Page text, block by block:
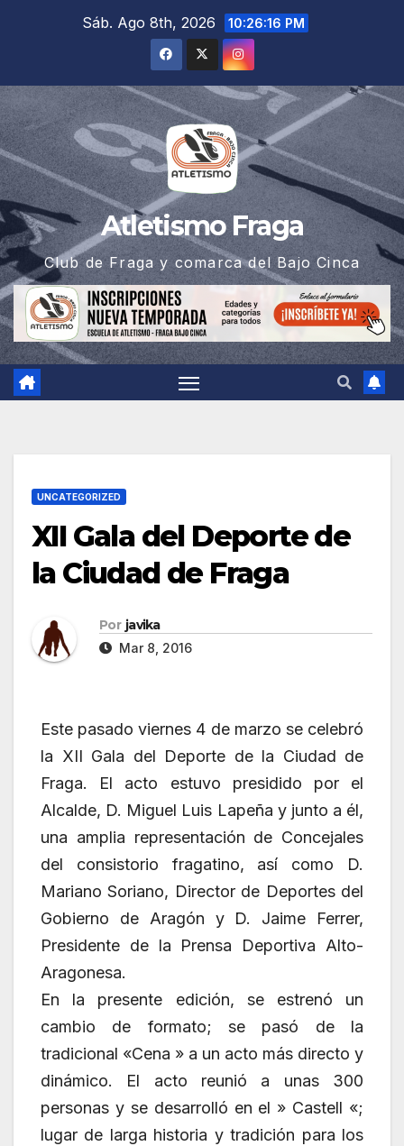
Sáb. Ago 8th, 2026 10:26:17 PM
Atletismo Fraga
Club de Fraga y comarca del Bajo Cinca
UNCATEGORIZED
XII Gala del Deporte de
la Ciudad de Fraga
Por javika
Mar 8, 2016
Este pasado viernes 4 de marzo se celebró
la XII Gala del Deporte de la Ciudad de
Fraga. El acto estuvo presidido por el
Alcalde, D. Miguel Luis Lapeña y junto a él,
una amplia representación de Concejales
del consistorio fragatino, así como D.
Mariano Soriano, Director de Deportes del
Gobierno de Aragón y D. Jaime Ferrer,
Presidente de la Prensa Deportiva Alto-
Aragonesa.
En la presente edición, se estrenó un
cambio de formato; se pasó de la
tradicional «Cena » a un acto más directo y
dinámico. El acto reunió a unas 300
personas y se desarrolló en el » Castell «;
lugar de larga historia y tradición para los